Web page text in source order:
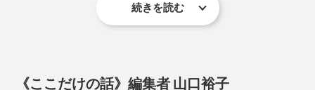
「ベンジルグルコシノレート」約6.4倍
入れる量はお好みですが、300〜400mlに対し１ポーシ
続きを読む
《ここだけの話》編集者 山口裕子